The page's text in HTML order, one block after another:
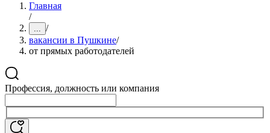
Главная
/
... /
вакансии в Пушкине/
от прямых работодателей
Профессия, должность или компания